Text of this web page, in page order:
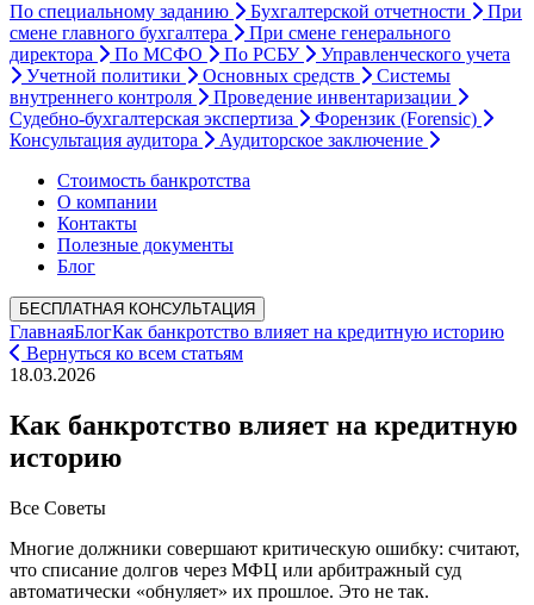
По специальному заданию Бухгалтерской отчетности
При
смене главного бухгалтера
При смене генерального
директора
По МСФО По РСБУ
Управленческого учета
Учетной политики
Основных средств
Системы
внутреннего контроля
Проведение инвентаризации
Судебно-бухгалтерская экспертиза
Форензик (Forensic)
Консультация аудитора
Аудиторское заключение
Стоимость банкротства
О компании
Контакты
Полезные документы
Блог
БЕСПЛАТНАЯ КОНСУЛЬТАЦИЯ
ГлавнаяБлогКак банкротство влияет на кредитную историю
Вернуться ко всем статьям
18.03.2026
Как банкротство влияет на кредитную
историю
Все Советы
Многие должники совершают критическую ошибку: считают,
что списание долгов через МФЦ или арбитражный суд
автоматически «обнуляет» их прошлое. Это не так.